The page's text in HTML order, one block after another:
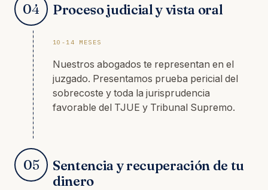
04 Proceso judicial y vista oral
10-14 MESES
Nuestros abogados te representan en el
juzgado. Presentamos prueba pericial del
sobrecoste y toda la jurisprudencia
favorable del TJUE y Tribunal Supremo.
05
Sentencia y recuperación de tu
dinero